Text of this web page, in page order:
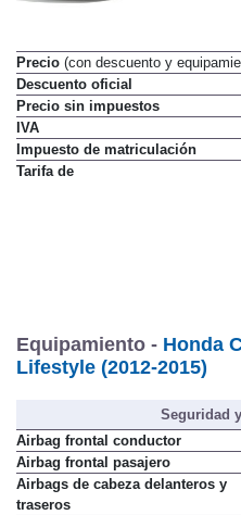
Precio (con descuento y
Descuento oficial
Precio sin impuestos
IVA
Impuesto de matriculación
Tarifa de
Equipamiento - Honda
Lifestyle (2012-2015)
Seguridad
Airbag frontal conductor
Airbag frontal pasajero
Airbags de cabeza delanteros y
traseros